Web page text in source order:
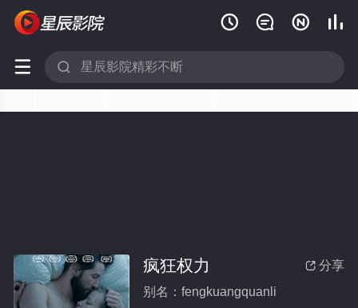
   
 
 分享
疯狂权力
别名：fengkuangquanli